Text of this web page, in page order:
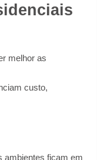
melhor as
custo,
ambientes ficam em